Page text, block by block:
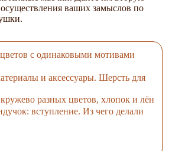
ваших замыслов по
с одинаковыми мотивами
и аксессуары. Шерсть для
разных цветов, хлопок и лён
вступление. Из чего делали